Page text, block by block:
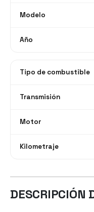
Modelo
Año
Tipo de combustible
Transmisión
Motor
Kilometraje
DESCRIPCIÓN